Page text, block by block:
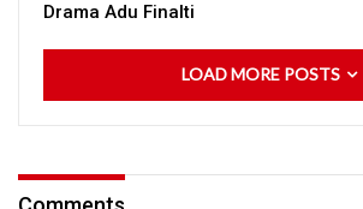
Drama Adu Finalti
LOAD MORE POSTS